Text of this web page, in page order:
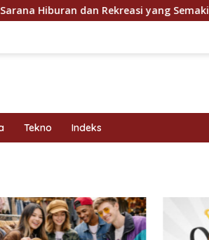
Hiburan dan Rekreasi yang Semakin
Tekno Indeks